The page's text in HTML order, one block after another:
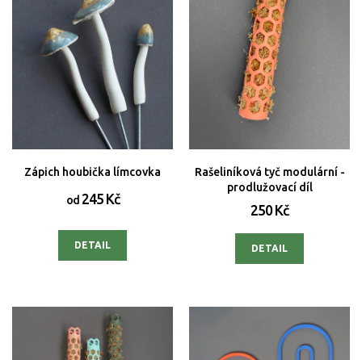
Zápich houbička límcovka
od245 Kč
DETAIL
Rašeliníková tyč modulární -
prodlužovací díl
250 Kč
DETAIL